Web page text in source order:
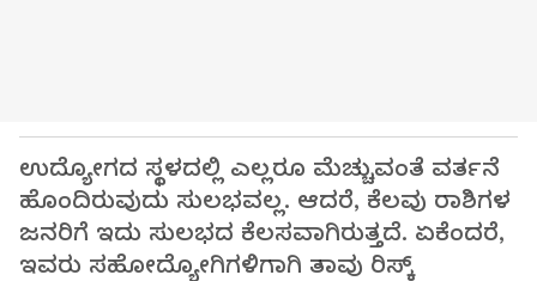
ಉದ್ಯೋಗದ ಸ್ಥಳದಲ್ಲಿ ಎಲ್ಲರೂ ಮೆಚ್ಚುವಂತೆ ವರ್ತನೆ
ಹೊಂದಿರುವುದು ಸುಲಭವಲ್ಲ. ಆದರೆ, ಕೆಲವು ರಾಶಿಗಳ
ಜನರಿಗೆ ಇದು ಸುಲಭದ ಕೆಲಸವಾಗಿರುತ್ತದೆ. ಏಕೆಂದರೆ,
ಇವರು ಸಹೋದ್ಯೋಗಿಗಳಿಗಾಗಿ ತಾವು ರಿಸ್ಕ್